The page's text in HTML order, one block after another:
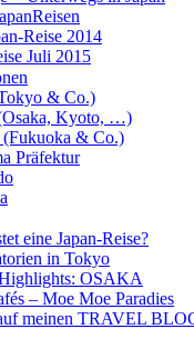
Reise 2014
Juli 2015
& Co.)
Kyoto, …)
& Co.)
Präfektur
eine Japan-Reise?
in Tokyo
OSAKA
– Moe Moe Paradies
meinen TRAVEL